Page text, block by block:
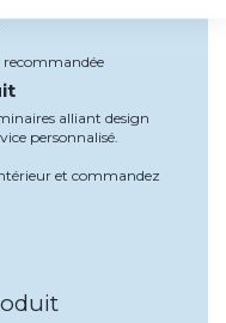
alliant design
personnalisé.
et commandez